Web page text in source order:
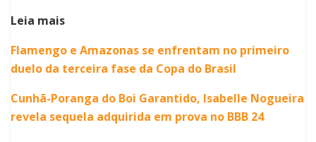
Leia mais
Flamengo e Amazonas se enfrentam no primeiro
duelo da terceira fase da Copa do Brasil
Cunhã-Poranga do Boi Garantido, Isabelle Nogueira
revela sequela adquirida em prova no BBB 24